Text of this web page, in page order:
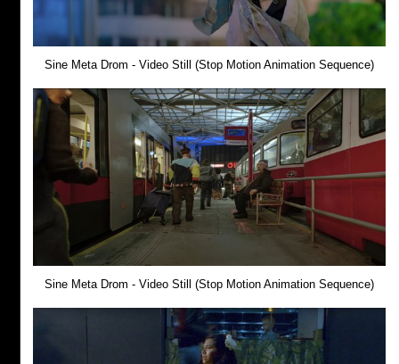
Sine Meta Drom - Video Still (Stop Motion Animation Sequence)
Sine Meta Drom - Video Still (Stop Motion Animation Sequence)